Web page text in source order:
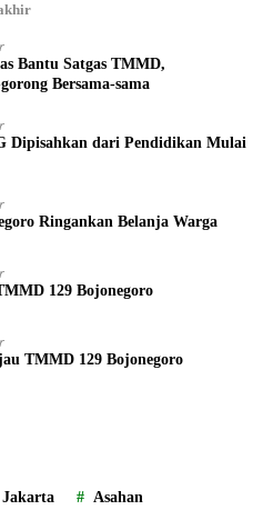
Bantu Satgas TMMD,
Bersama-sama
Dipisahkan dari Pendidikan Mulai
Ringankan Belanja Warga
129 Bojonegoro
TMMD 129 Bojonegoro
Jakarta Asahan